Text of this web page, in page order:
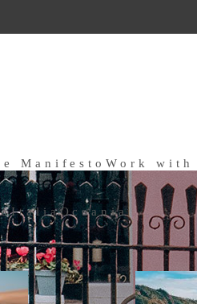
ManifestoWork with
ItaliaOceania